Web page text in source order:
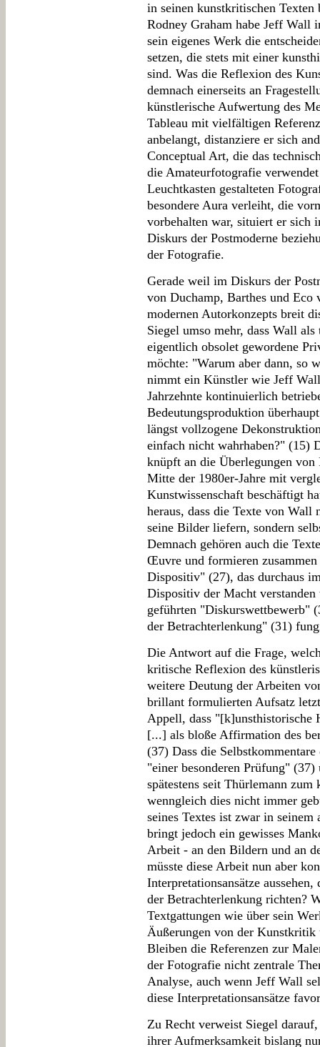
in seinen kunstkritischen Texten
Rodney Graham habe Jeff
sein eigenes Werk die
setzen, die stets mit einer
sind. Was die Reflexion des
demnach einerseits an
künstlerische Aufwertung des
Tableau mit vielfältigen
anbelangt, distanziere er sich
Conceptual Art, die das
die Amateurfotografie
Leuchtkasten gestalteten
besondere Aura verleiht, die
vorbehalten war, situiert er sich
Diskurs der Postmoderne
der Fotografie.
Gerade weil im Diskurs der
von Duchamp, Barthes und Eco
modernen Autorkonzepts breit
Siegel umso mehr, dass Wall
eigentlich obsolet gewordene
möchte: "Warum aber dann, so
nimmt ein Künstler wie Jeff
Jahrzehnte kontinuierlich
Bedeutungsproduktion
längst vollzogene
einfach nicht wahrhaben?" (15)
knüpft an die Überlegungen
Mitte der 1980er-Jahre mit
Kunstwissenschaft beschäftigt
heraus, dass die Texte von Wall
seine Bilder liefern, sondern
Demnach gehören auch die
Œuvre und formieren
Dispositiv" (27), das durchaus
Dispositiv der Macht
geführten "Diskurswettbewerb"
der Betrachterlenkung" (31)
Die Antwort auf die Frage,
kritische Reflexion des
weitere Deutung der Arbeiten
brillant formulierten Aufsatz
Appell, dass
[...] als bloße Affirmation des
(37) Dass die
"einer besonderen Prüfung"
spätestens seit Thürlemann
wenngleich dies nicht immer
seines Textes ist zwar in
bringt jedoch ein gewisses
Arbeit - an den Bildern und an
müsste diese Arbeit nun aber
Interpretationsansätze
der Betrachterlenkung richten?
Textgattungen wie über sein
Äußerungen von der Kunstkritik
Bleiben die Referenzen zur
der Fotografie nicht zentrale
Analyse, auch wenn Jeff Wall
diese Interpretationsansätze
Zu Recht verweist Siegel
ihrer Aufmerksamkeit bislang